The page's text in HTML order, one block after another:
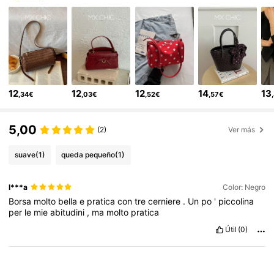
52K Seguidores
4,83 52K Seguidores
4,83 52K Seguidores
4,83 52K Seguidores
4,83 52K Seguidores
4,83 52K Seguidores
12 ,34€ 12 ,03€ 12,52€ 14,57€ 13
5,00 (2) Ver más
suave(1) queda pequeño(1)
I***a Color: Negro
Borsa molto bellae praticacontrecerniere . Un po ' piccolina
per le mieabitudini , ma molto pratica
Útil (0)